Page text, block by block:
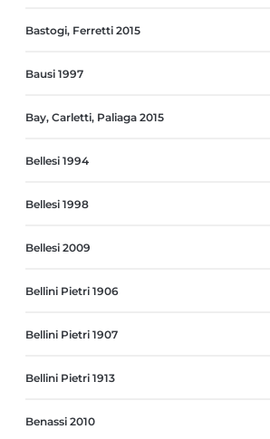
Bastogi, Ferretti 2015
Bausi 1997
Bay, Carletti, Paliaga 2015
Bellesi 1994
Bellesi 1998
Bellesi 2009
Bellini Pietri 1906
Bellini Pietri 1907
Bellini Pietri 1913
Benassi 2010